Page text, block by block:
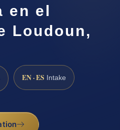
en el
Loudoun,
EN · ES Intake